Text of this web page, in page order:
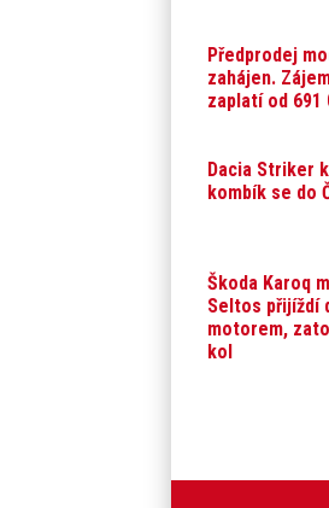
Předprodej
zahájen.
zaplatí od 691
Dacia Striker
kombík se do
Škoda Karoq
Seltos přijíždí
motorem,
kol